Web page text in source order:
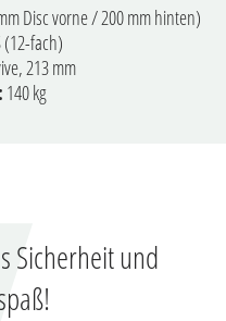
Disc vorne / 200 mm hinten)
(12-fach)
213 mm
140 kg
Sicherheit und